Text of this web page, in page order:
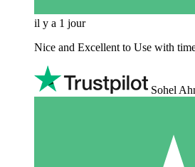
il y a 1 jour
Nice and Excellent to Use with
Sohel